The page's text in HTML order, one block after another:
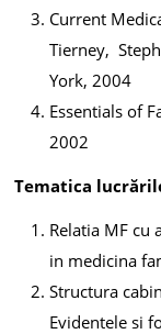
Current
Tierney,
York, 2004
Essentials of
2002
Tematica
Relatia MF cu
in medicina
Structura
Evidentele si